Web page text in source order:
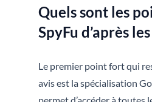
Quels sont les
SpyFu d’après
Le premier point fort qui
avis est la spécialisation